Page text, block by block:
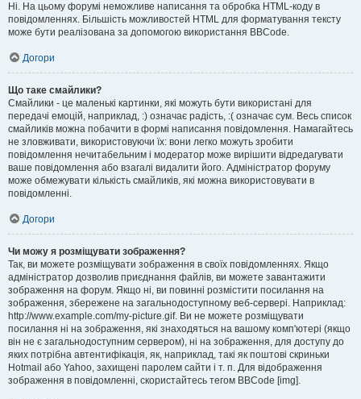
Ні. На цьому форумі неможливе написання та обробка HTML-коду в
повідомленнях. Більшість можливостей HTML для форматування тексту
може бути реалізована за допомогою використання BBCode.
Догори
Що таке смайлики?
Смайлики - це маленькі картинки, які можуть бути використані для
передачі емоцій, наприклад, :) означає радість, :( означає сум. Весь список
смайликів можна побачити в формі написання повідомлення. Намагайтесь
не зловживати, використовуючи їх: вони легко можуть зробити
повідомлення нечитабельним і модератор може вирішити відредагувати
ваше повідомлення або взагалі видалити його. Адміністратор форуму
може обмежувати кількість смайликів, які можна використовувати в
повідомленні.
Догори
Чи можу я розміщувати зображення?
Так, ви можете розміщувати зображення в своїх повідомленнях. Якщо
адміністратор дозволив приєднання файлів, ви можете завантажити
зображення на форум. Якщо ні, ви повинні розмістити посилання на
зображення, збережене на загальнодоступному веб-сервері. Наприклад:
http://www.example.com/my-picture.gif. Ви не можете розміщувати
посилання ні на зображення, які знаходяться на вашому комп'ютері (якщо
він не є загальнодоступним сервером), ні на зображення, для доступу до
яких потрібна автентифікація, як, наприклад, такі як поштові скриньки
Hotmail або Yahoo, захищені паролем сайти і т. п. Для відображення
зображення в повідомленні, скористайтесь тегом BBCode [img].